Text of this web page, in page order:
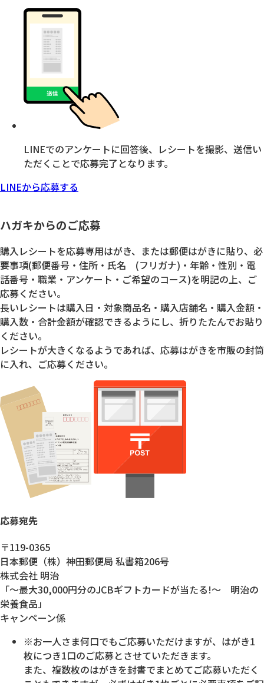
LINEでのアンケートに回答後、レシートを撮影、送信い
ただくことで応募完了となります。
LINEから応募する
ハガキからのご応募
購入レシートを応募専用はがき、または郵便はがきに貼り、必
要事項(郵便番号・住所・氏名 (フリガナ)・年齢・性別・電
話番号・職業・アンケート・ご希望のコース)を明記の上、ご
応募ください。
長いレシートは購入日・対象商品名・購入店舗名・購入金額・
購入数・合計金額が確認できるようにし、折りたたんでお貼り
ください。
レシートが大きくなるようであれば、応募はがきを市販の封筒
に入れ、ご応募ください。
応募宛先
〒119-0365
日本郵便（株）神田郵便局 私書箱206号
株式会社 明治
「～最大30,000円分のJCBギフトカードが当たる!～ 明治の
栄養食品」
キャンペーン係
※お一人さま何口でもご応募いただけますが、はがき1
枚につき1口のご応募とさせていただきます。
また、複数枚のはがきを封書でまとめてご応募いただく